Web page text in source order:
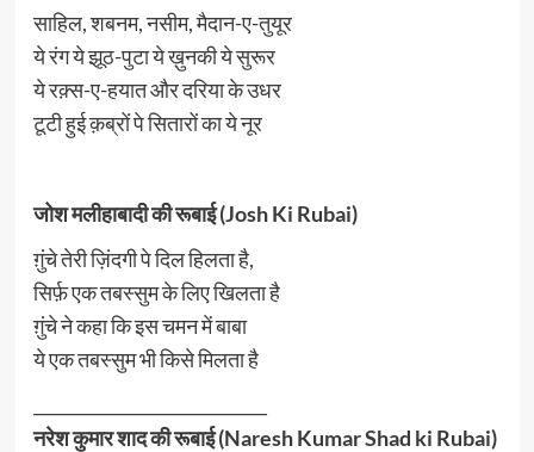
साहिल, शबनम, नसीम, मैदान-ए-तुयूर
ये रंग ये झूठ-पुटा ये ख़ुनकी ये सुरूर
ये रक़्स-ए-हयात और दरिया के उधर
टूटी हुई क़ब्रों पे सितारों का ये नूर
जोश मलीहाबादी की रूबाई (Josh Ki Rubai)
ग़ुंचे तेरी ज़िंदगी पे दिल हिलता है,
सिर्फ़ एक तबस्सुम के लिए खिलता है
ग़ुंचे ने कहा कि इस चमन में बाबा
ये एक तबस्सुम भी किसे मिलता है
नरेश कुमार शाद की रूबाई (Naresh Kumar Shad ki Rubai)